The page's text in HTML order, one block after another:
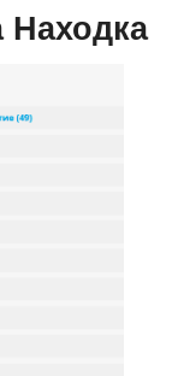
Находка